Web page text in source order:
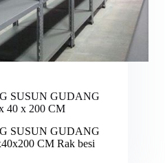
SUSUN GUDANG
40 x 200 CM
SUSUN GUDANG
CM Rak besi